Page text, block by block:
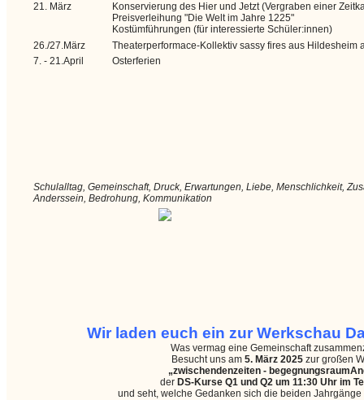
21. März
Konservierung des Hier und Jetzt (Vergraben einer
Preisverleihung "Die Welt im Jahre 1225"
Kostümführungen (für interessierte Schüler:innen)
26./27.März
Theaterperformace-Kollektiv sassy fires aus Hildesheim
7. - 21.April
Osterferien
Schulalltag, Gemeinschaft, Druck, Erwartungen, Liebe, Menschlichkeit,
Anderssein, Bedrohung, Kommunikation
Wir laden euch ein zur Werkschau
Was vermag eine Gemeinschaft
Besucht uns am 5. März 2025 zur großen
„zwischendenzeiten -
der DS-Kurse Q1 und Q2 um 11:30 Uhr im
und seht, welche Gedanken sich die beiden